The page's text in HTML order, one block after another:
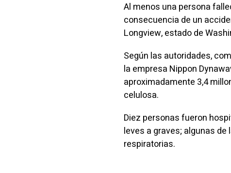
Al menos una persona
consecuencia de un
Longview, estado de
Según las autoridades,
la empresa Nippon
aproximadamente 3,4
celulosa.
Diez personas fueron
leves a graves; algunas
respiratorias.